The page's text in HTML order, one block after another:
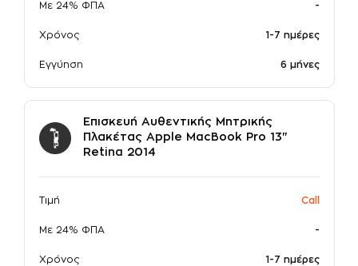
Με 24% ΦΠΑ -
Χρόνος 1-7 ημέρες
Εγγύηση 6 μήνες
Επισκευή Αυθεντικής Μητρικής
Πλακέτας Apple MacBook Pro 13"
Retina 2014
Τιμή Call
Με 24% ΦΠΑ -
Χρόνος 1-7 ημέρες